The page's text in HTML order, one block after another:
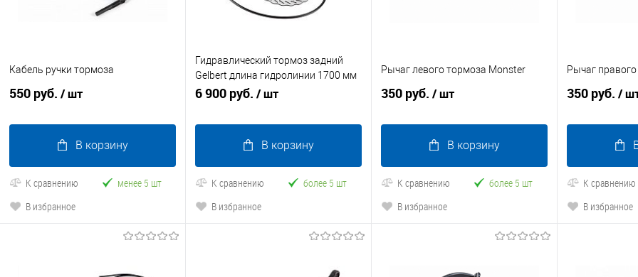
Кабель ручки тормоза
550 руб. / шт
В корзину
К сравнению
менее 5 шт
В избранное
Гидравлический тормоз задний
Gelbert длина гидролинии 1700 мм
(комплект) правый
6 900 руб. / шт
В корзину
К сравнению
более 5 шт
В избранное
Рычаг левого тормоза Monster
350 руб. / шт
В корзину
К сравнению
более 5 шт
В избранное
Рычаг
350 руб. /
К сравнению
В избранное